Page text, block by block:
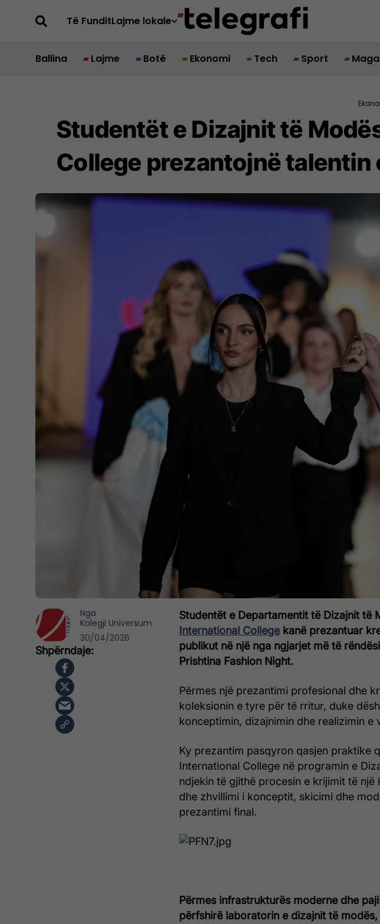
Të FunditLajme lokale
Ballina Lajme Botë Ekonomi Tech Sport
Studentët e Dizajnit të
College prezantojnë talentin
Studentët e Departamentit të Dizajnit të
International College kanë prezantuar
publikut në një nga ngjarjet më të
Prishtina Fashion Night.
Përmes një prezantimi profesional dhe
koleksionin e tyre për të rritur, duke
konceptimin, dizajnimin dhe realizimin e
Ky prezantim pasqyron qasjen praktike
International College në programin e
ndjekin të gjithë procesin e krijimit të një
dhe zhvillimi i konceptit, skicimi dhe
prezantimi final.
Përmes infrastrukturës moderne dhe
përfshirë laboratorin e dizajnit të
Nga
Kolegji Universum
30/04/2026